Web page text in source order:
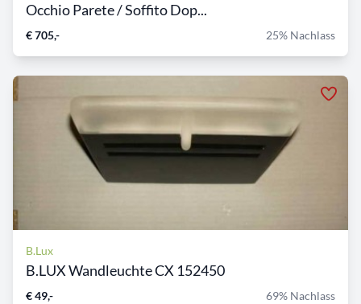
Occhio Parete / Soffito Dop...
€ 705,- 25% Nachlass
B.Lux
B.LUX Wandleuchte CX 152450
€ 49,- 69% Nachlass